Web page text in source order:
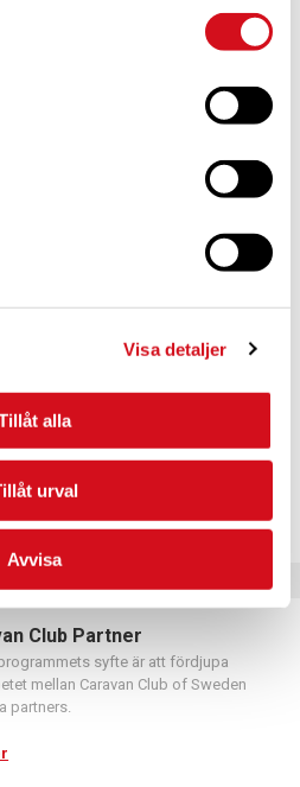
Visa detaljer
alla
urval
Avvisa
och följ anvisningarna.
Club Partner
syfte är att fördjupa
mellan Caravan Club of Sweden
partners.